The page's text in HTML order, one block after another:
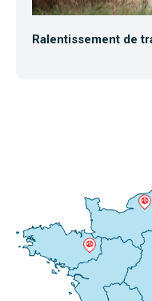
Ralentissement de